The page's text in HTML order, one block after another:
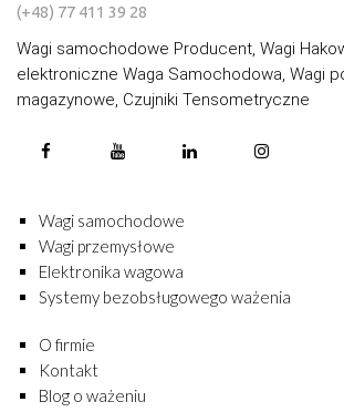
(+48) 77 411 39 28
Wagi samochodowe Producent, Wagi
elektroniczne Waga Samochodowa, Wagi
magazynowe, Czujniki Tensometryczne
Wagi samochodowe
Wagi przemysłowe
Elektronika wagowa
Systemy bezobsługowego ważenia
O firmie
Kontakt
Blog o ważeniu